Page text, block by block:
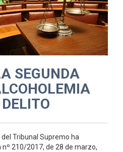
SEGUNDA
del Tribunal Supremo ha
210/2017, de 28 de marzo,